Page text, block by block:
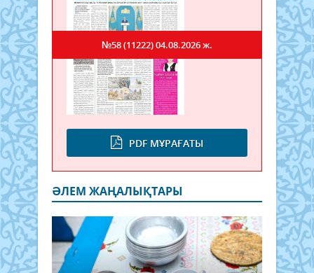
PDF МҰРАҒАТЫ
№58 (11222)04.08.2026 ж.
ӘЛЕМ ЖАҢАЛЫҚТАРЫ